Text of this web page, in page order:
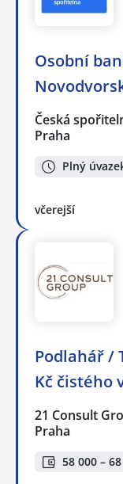
Osobní
Česká
Praha
Plný
včerejší
Podlahář /
Kč čistého
21 Consult
Praha
58 000 –